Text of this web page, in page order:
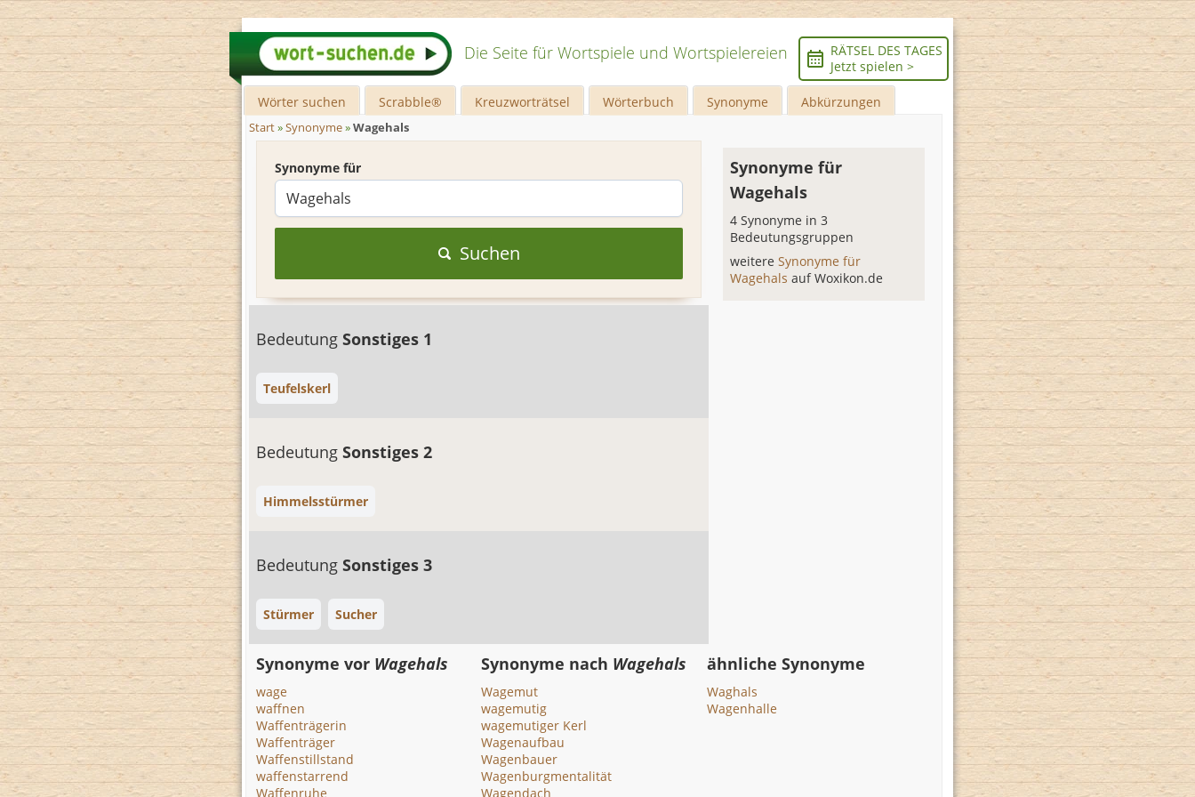
Die Seite für Wortspiele und Wortspielereien
RÄTSEL DES TAGES
Jetzt spielen >
Wörter suchen Scrabble® Kreuzworträtsel Wörterbuch Synonyme Abkürzungen
Start»Synonyme»Wagehals
Synonyme für
Suchen
Bedeutung Sonstiges 1
Teufelskerl
Bedeutung Sonstiges 2
Himmelsstürmer
Bedeutung Sonstiges 3
Stürmer Sucher
Synonyme für
Wagehals
4 Synonyme in 3
Bedeutungsgruppen
weitereSynonyme für
Wagehalsauf Woxikon.de
Synonyme vor Wagehals
wage
waffnen
Waffenträgerin
Waffenträger
Waffenstillstand
waffenstarrend
Waffenruhe
Synonyme nach Wagehals
Wagemut
wagemutig
wagemutiger Kerl
Wagenaufbau
Wagenbauer
Wagenburgmentalität
Wagendach
ähnliche Synonyme
Waghals
Wagenhalle